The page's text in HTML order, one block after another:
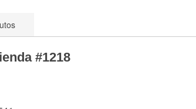
#1218